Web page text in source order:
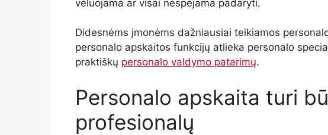
vėluojama ar visai nespėjama padaryti.
Didesnėms įmonėms dažniausiai teikiamos
personalo apskaitos funkcijų atlieka personalo
praktiškų personalo valdymo patarimų.
Personalo apskaita turi
profesionalų